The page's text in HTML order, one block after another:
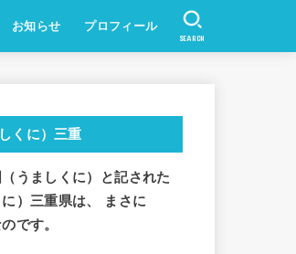
お知らせ プロフィール
SEARCH
くに）三重
うましくに）と記された
）三重県は、 まさに
です。